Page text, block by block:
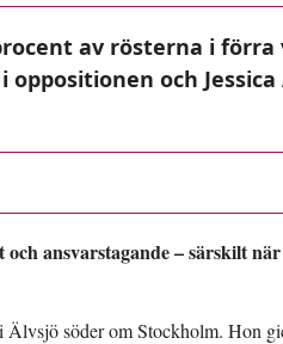
av rösterna i
och
ansvarstagande – särskilt
Älvsjö söder om Stockholm. Hon